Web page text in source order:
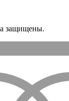
защищены.